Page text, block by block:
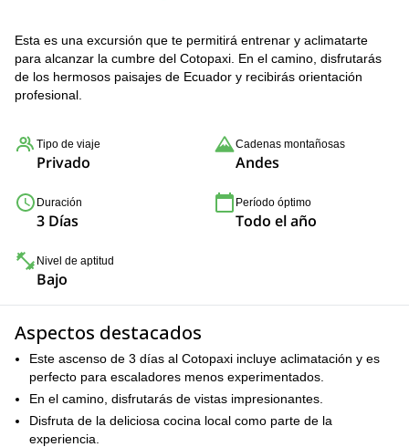
Esta es una excursión que te permitirá entrenar y aclimatarte
para alcanzar la cumbre del Cotopaxi. En el camino, disfrutarás
de los hermosos paisajes de Ecuador y recibirás orientación
profesional.
Tipo de viaje
Privado
Cadenas montañosas
Andes
Duración
3 Días
Período óptimo
Todo el año
Nivel de aptitud
Bajo
Aspectos destacados
Este ascenso de 3 días al Cotopaxi incluye aclimatación y es
perfecto para escaladores menos experimentados.
En el camino, disfrutarás de vistas impresionantes.
Disfruta de la deliciosa cocina local como parte de la
experiencia.